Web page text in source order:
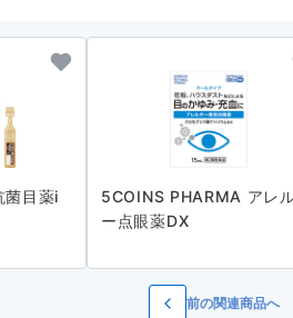
菌目薬i
5COINS PHARMA アレ
ー点眼薬DX
前の関連商品へ